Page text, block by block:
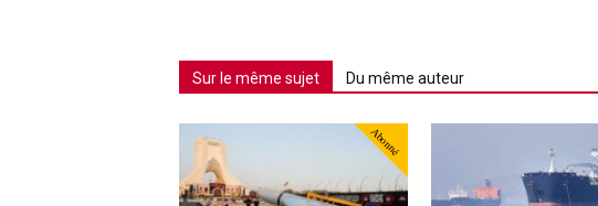
Sur le même sujet Du même auteur
Abonné